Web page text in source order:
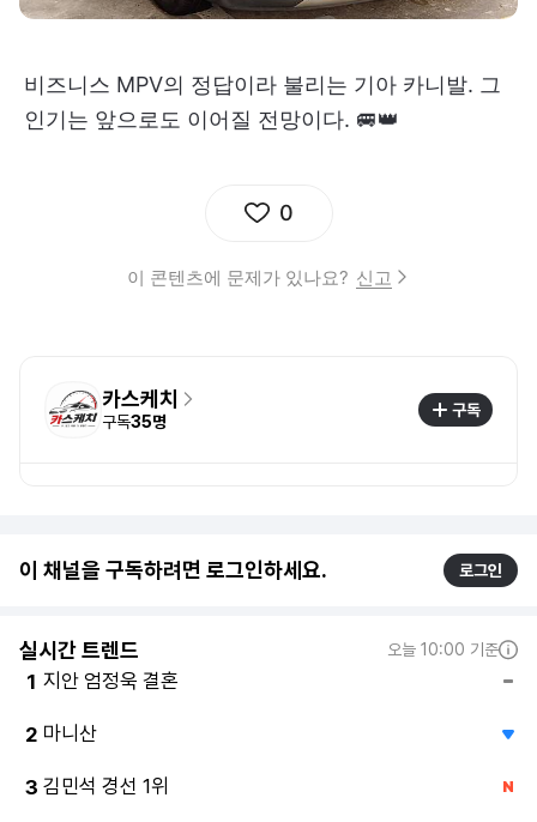
비즈니스 MPV의 정답이라 불리는 기아 카니발. 그
인기는 앞으로도 이어질 전망이다. 🚐👑
0
이 콘텐츠에 문제가 있나요? 신고
카스케치
구독35명
구독
이 채널을 구독하려면 로그인하세요. 로그인
실시간 트렌드 오늘 10:00 기준
1 지안 엄정욱 결혼
2 마니산
3 김민석 경선 1위